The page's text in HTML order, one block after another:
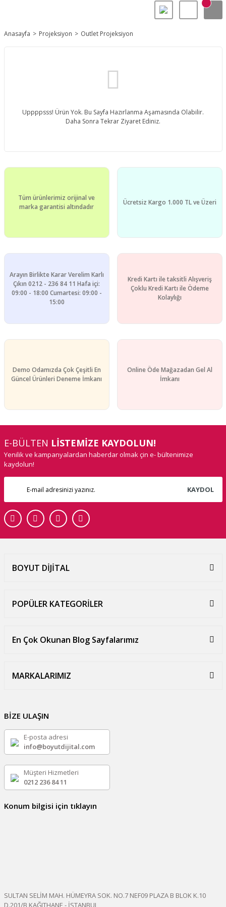
Anasayfa Projeksiyon Outlet Projeksiyon
Uppppsss! Ürün Yok. Bu Sayfa Hazırlanma Aşamasında Olabilir.
Daha Sonra Tekrar Ziyaret Ediniz.
Tüm ürünlerimiz orijinal ve
marka garantisi altındadır
Ücretsiz Kargo 1.000 TL ve Üzeri
Arayın Birlikte Karar Verelim Karlı
Çıkın 0212 - 236 84 11 Hafa içi:
09:00 - 18:00 Cumartesi: 09:00 -
15:00
Kredi Kartı ile taksitli Alışveriş
Çoklu Kredi Kartı ile Ödeme
Kolaylığı
Demo Odamızda Çok Çeşitli En
Güncel Ürünleri Deneme İmkanı
Online Öde Mağazadan Gel Al
İmkanı
E-BÜLTEN LİSTEMİZE KAYDOLUN!
Yenilik ve kampanyalardan haberdar olmak çin e- bültenimize
kaydolun!
KAYDOL
BOYUT DİJİTAL
POPÜLER KATEGORİLER
En Çok Okunan Blog Sayfalarımız
MARKALARIMIZ
BİZE ULAŞIN
E-posta adresi
info@boyutdijital.com
Müşteri Hizmetleri
0212 236 84 11
Konum bilgisi için tıklayın
SULTAN SELİM MAH. HÜMEYRA SOK. NO.7 NEF09 PLAZA B BLOK K.10
D.201/B KAĞITHANE - İSTANBUL